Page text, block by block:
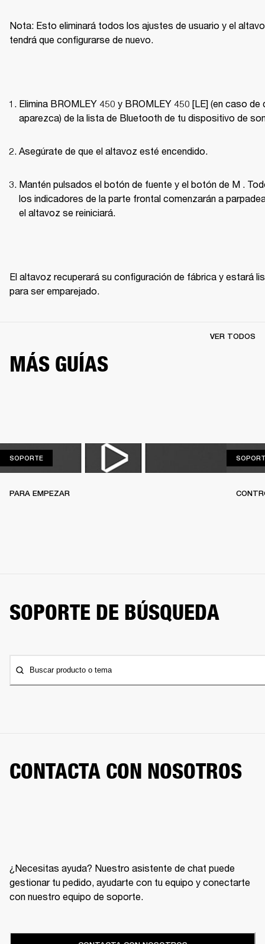
Nota: Esto eliminará todos los ajustes de usuario y el
tendrá que configurarse de nuevo.
Elimina BROMLEY 450 y BROMLEY 450 [LE] (en caso de
aparezca) de la lista de Bluetooth de tu dispositivo de
Asegúrate de que el altavoz esté encendido.
Mantén pulsados el botón de fuente y el botón de M .
los indicadores de la parte frontal comenzarán a
el altavoz se reiniciará.
El altavoz recuperará su configuración de fábrica y estará
para ser emparejado.
MÁS GUÍAS
VER TODOS
SOPORTESOPORTE
PARA EMPEZAR
SOPORTE DE BÚSQUEDA
Buscar producto o tema
CONTACTA CON NOSOTROS
¿Necesitas ayuda? Nuestro asistente de chat puede
gestionar tu pedido, ayudarte con tu equipo y conectarte
con nuestro equipo de soporte.